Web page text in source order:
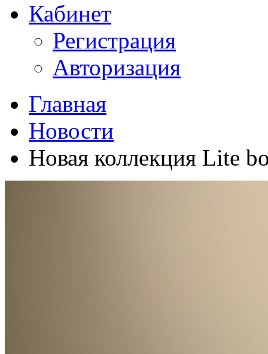
Кабинет
Регистрация
Авторизация
Главная
Новости
Новая коллекция Lite